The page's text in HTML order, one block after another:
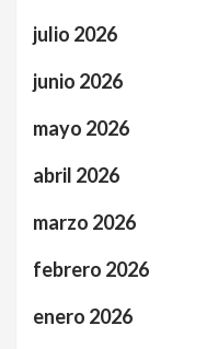
julio 2026
junio 2026
mayo 2026
abril 2026
marzo 2026
febrero 2026
enero 2026